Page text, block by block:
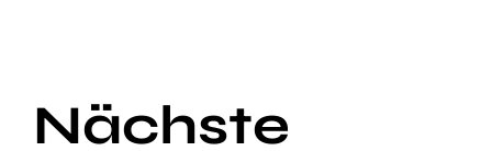
Nächste